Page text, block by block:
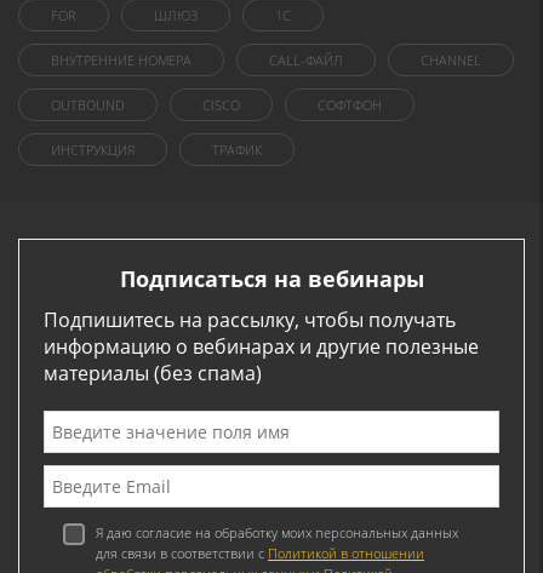
FOR ШЛЮЗ 1C
ВНУТРЕННИЕ НОМЕРА CALL-ФАЙЛ CHANNEL
OUTBOUND CISCO СОФТФОН
ИНСТРУКЦИЯ ТРАФИК
Подписаться на вебинары
Подпишитесь на рассылку, чтобы получать
информацию о вебинарах и другие полезные
материалы (без спама)
Я даю согласие на обработку моих персональных данных
для связи в соответствии с Политикой в отношении